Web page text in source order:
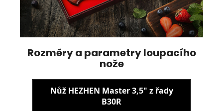
Rozměry a parametry loupacího
nože
Nůž HEZHEN Master 3,5" z řady
B30R